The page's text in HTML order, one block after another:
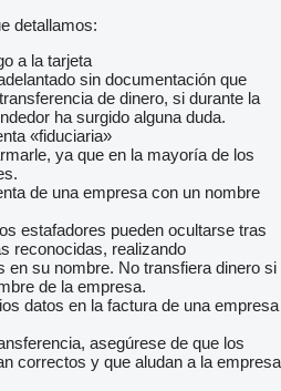
detallamos:
a la tarjeta
sin documentación que
de dinero, si durante la
ha surgido alguna duda.
«fiduciaria»
ya que en la mayoría de los
de una empresa con un nombre
estafadores pueden ocultarse tras
reconocidas, realizando
en su nombre. No transfiera dinero si
de la empresa.
datos en la factura de una empresa
asegúrese de que los
correctos y que aludan a la empresa